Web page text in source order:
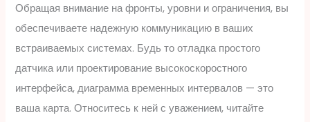
Обращая внимание на фронты, уровни и ограничения, вы
обеспечиваете надежную коммуникацию в ваших
встраиваемых системах. Будь то отладка простого
датчика или проектирование высокоскоростного
интерфейса, диаграмма временных интервалов — это
ваша карта. Относитесь к ней с уважением, читайте